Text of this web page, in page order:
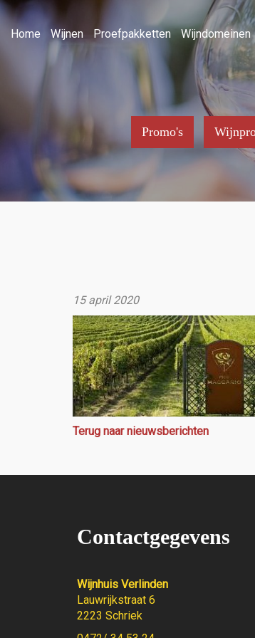
Home Wijnen Proefpakketten Wijndomeinen
Promo's
15 april 2020
Terug naar nieuwsberichten
Contactgegevens
Wijnhuis Verlinden
Lauwrijkstraat 6
2223 Schriek